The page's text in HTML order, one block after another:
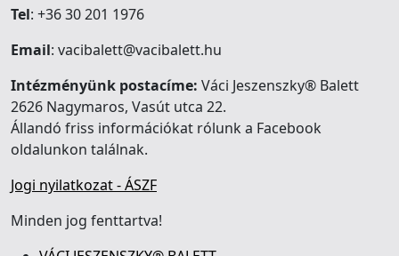
Tel: +36 30 201 1976
Email: vacibalett@vacibalett.hu
Intézményünk postacíme: Váci Jeszenszky® Balett
2626 Nagymaros, Vasút utca 22.
Állandó friss információkat rólunk a Facebook
oldalunkon találnak.
Jogi nyilatkozat - ÁSZF
Minden jog fenttartva!